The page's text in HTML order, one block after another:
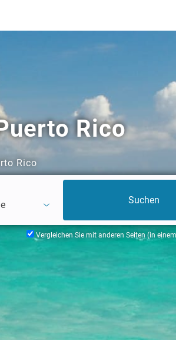
Rico
Rico
Vergleichen Sie mit anderen Seiten (in